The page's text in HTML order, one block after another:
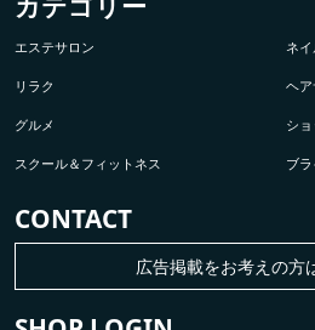
エステサロン ネ
リラク ヘ
グルメ シ
スクール＆フィットネス ブ
CONTACT
広告掲載をお考えの方